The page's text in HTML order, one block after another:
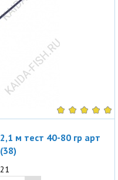
м тест 40-80 гр арт